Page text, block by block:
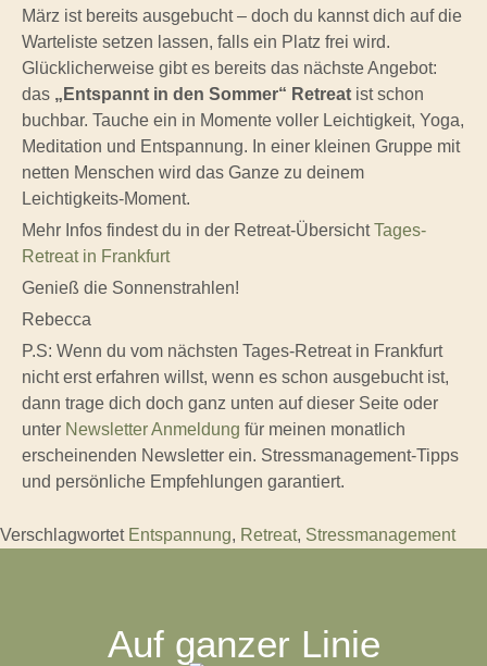
März ist bereits ausgebucht – doch du kannst dich auf die
Warteliste setzen lassen, falls ein Platz frei wird.
Glücklicherweise gibt es bereits das nächste Angebot:
das „Entspannt in den Sommer“ Retreat ist schon
buchbar. Tauche ein in Momente voller Leichtigkeit, Yoga,
Meditation und Entspannung. In einer kleinen Gruppe mit
netten Menschen wird das Ganze zu deinem
Leichtigkeits-Moment.
Mehr Infos findest du in der Retreat-ÜbersichtTages-
Retreat in Frankfurt
Genieß die Sonnenstrahlen!
Rebecca
P.S: Wenn du vom nächsten Tages-Retreat in Frankfurt
nicht erst erfahren willst, wenn es schon ausgebucht ist,
dann trage dich doch ganz unten auf dieser Seite oder
unter Newsletter Anmeldung für meinen monatlich
erscheinenden Newsletter ein. Stressmanagement-Tipps
und persönliche Empfehlungen garantiert.
Verschlagwortet Entspannung, Retreat, Stressmanagement
Auf ganzer Linie